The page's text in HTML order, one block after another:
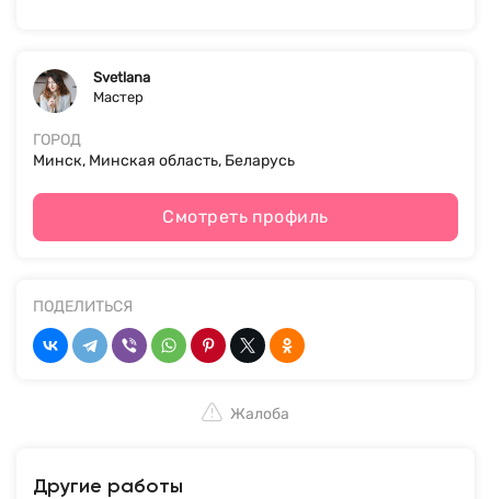
Svetlana
Мастер
ГОРОД
Минск, Минская область, Беларусь
Смотреть профиль
ПОДЕЛИТЬСЯ
Жалоба
Другие работы